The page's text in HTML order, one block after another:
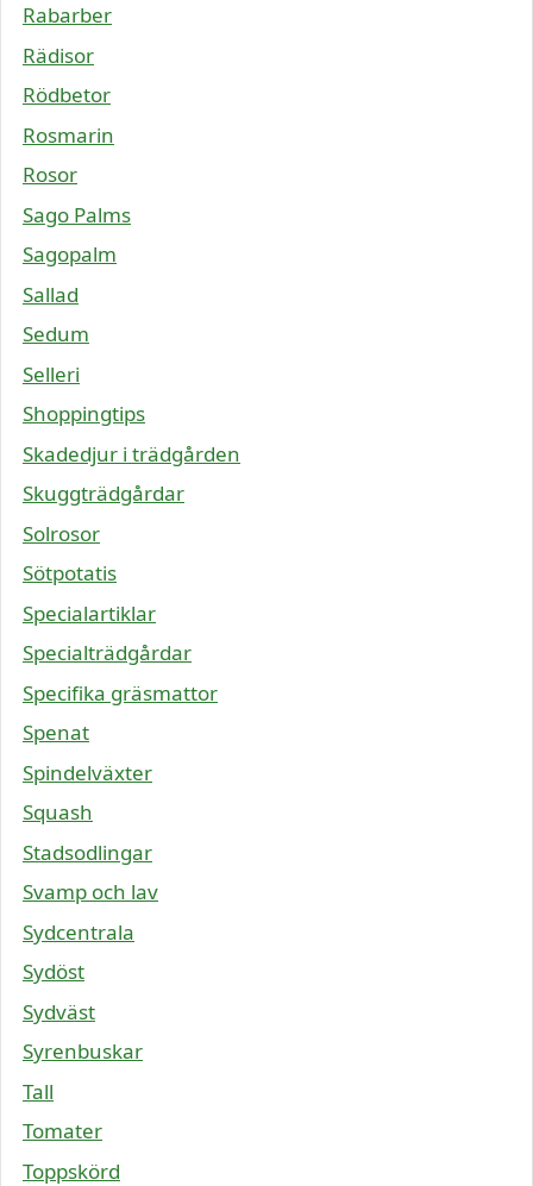
Rabarber
Rädisor
Rödbetor
Rosmarin
Rosor
Sago Palms
Sagopalm
Sallad
Sedum
Selleri
Shoppingtips
Skadedjur i trädgården
Skuggträdgårdar
Solrosor
Sötpotatis
Specialartiklar
Specialträdgårdar
Specifika gräsmattor
Spenat
Spindelväxter
Squash
Stadsodlingar
Svamp och lav
Sydcentrala
Sydöst
Sydväst
Syrenbuskar
Tall
Tomater
Toppskörd